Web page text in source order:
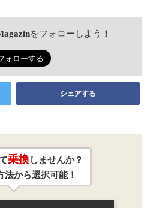
をフォローしよう！
シェアする
乗換しませんか？
法から選択可能！